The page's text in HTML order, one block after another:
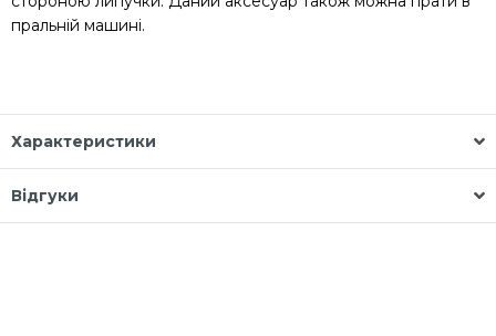
пральній машині.
Характеристики
Відгуки